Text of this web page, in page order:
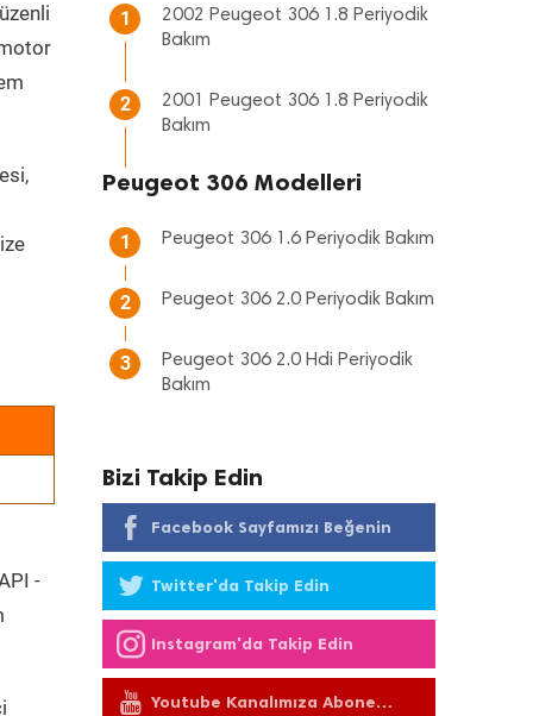
-
1
2002 Peugeot 306 1.8 Periyodik
Bakım
2
2001 Peugeot 306 1.8 Periyodik
Bakım
Peugeot 306 Modelleri
1 Peugeot 306 1.6 Periyodik Bakım
2 Peugeot 306 2.0 Periyodik Bakım
3
Peugeot 306 2.0 Hdi Periyodik
Bakım
Bizi Takip Edin
Facebook Sayfamızı Beğenin
Twitter'da Takip Edin
Instagram'da Takip Edin
Youtube Kanalımıza Abone